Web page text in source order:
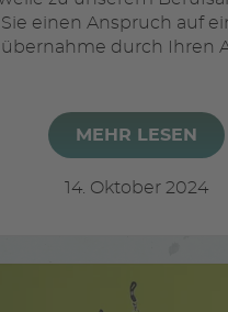
einen Anspruch auf
durch Ihren
MEHR LESEN
14. Oktober 2024